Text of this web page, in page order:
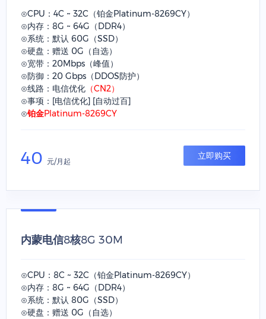
⊙CPU：4C ~ 32C（铂金Platinum-8269CY）
⊙内存：8G ~ 64G（DDR4）
⊙系统：默认 60G（SSD）
⊙硬盘：赠送 0G（自选）
⊙宽带：20Mbps（峰值）
⊙防御：20 Gbps（DDOS防护）
⊙线路：电信优化 （CN2）
⊙事项：[电信优化] [自动过百]
⊙铂金Platinum-8269CY
40 元/月起
立即购买
内蒙电信8核8G 30M
⊙CPU：8C ~ 32C（铂金Platinum-8269CY）
⊙内存：8G ~ 64G（DDR4）
⊙系统：默认 80G（SSD）
⊙硬盘：赠送 0G（自选）